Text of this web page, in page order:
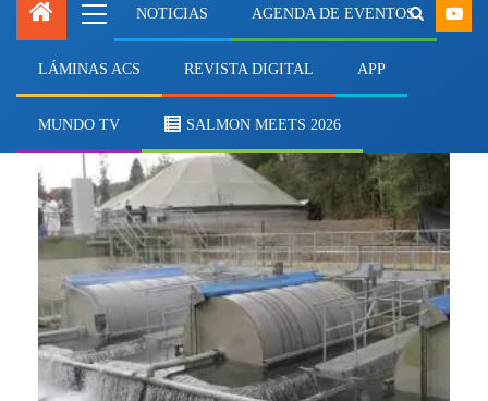
NOTICIAS AGENDA DE EVENTOS
LÁMINAS ACS REVISTA DIGITAL APP
MUNDO TV SALMON MEETS 2026
Seremi MMA Los Lagos